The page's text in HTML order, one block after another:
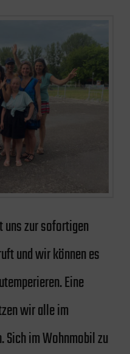
zur sofortigen
und wir können es
Eine
wir alle im
Sich im Wohnmobil zu